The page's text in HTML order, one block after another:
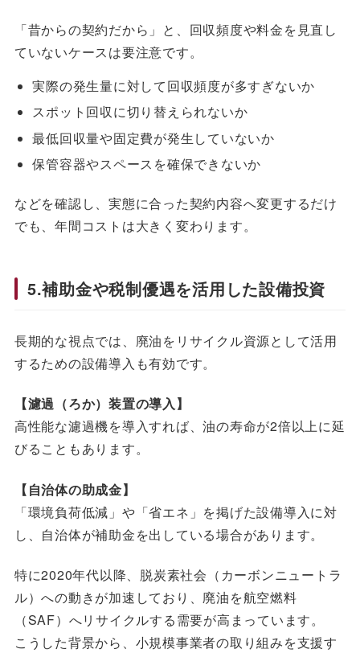
「昔からの契約だから」と、回収頻度や料金を見直し
ていないケースは要注意です。
実際の発生量に対して回収頻度が多すぎないか
スポット回収に切り替えられないか
最低回収量や固定費が発生していないか
保管容器やスペースを確保できないか
などを確認し、実態に合った契約内容へ変更するだけ
でも、年間コストは大きく変わります。
5.補助金や税制優遇を活用した設備投資
長期的な視点では、廃油をリサイクル資源として活用
するための設備導入も有効です。
【濾過（ろか）装置の導入】
高性能な濾過機を導入すれば、油の寿命が2倍以上に延
びることもあります。
【自治体の助成金】
「環境負荷低減」や「省エネ」を掲げた設備導入に対
し、自治体が補助金を出している場合があります。
特に2020年代以降、脱炭素社会（カーボンニュートラ
ル）への動きが加速しており、廃油を航空燃料
（SAF）へリサイクルする需要が高まっています。
こうした背景から、小規模事業者の取り組みを支援す